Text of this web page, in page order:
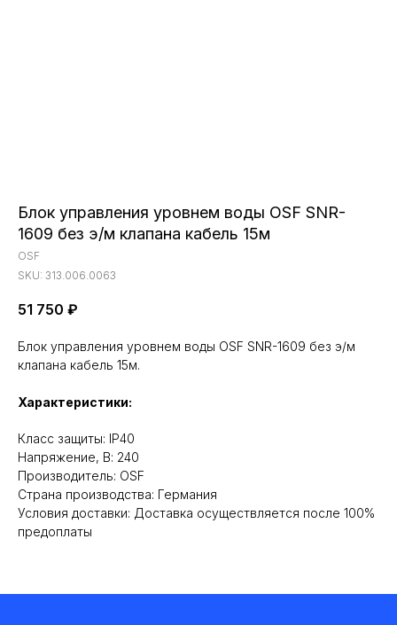
Блок управления уровнем воды OSF SNR-
1609 без э/м клапана кабель 15м
OSF
SKU: 313.006.0063
51 750 ₽
Блок управления уровнем воды OSF SNR-1609 без э/м
клапана кабель 15м.
Характеристики:
Класс защиты: IP40
Напряжение, В: 240
Производитель: OSF
Cтрана производства: Германия
Условия доставки: Доставка осуществляется после 100%
предоплаты